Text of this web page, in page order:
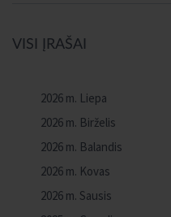
VISI ĮRAŠAI
2026 m. Liepa
2026 m. Birželis
2026 m. Balandis
2026 m. Kovas
2026 m. Sausis